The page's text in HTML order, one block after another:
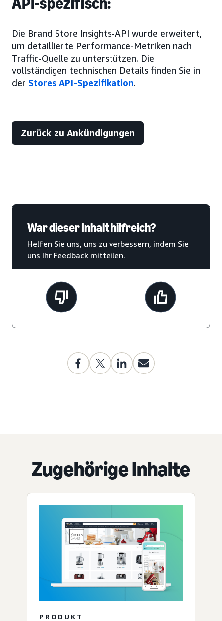
Die Brand Store Insights-API wurde erweitert,
um detaillierte Performance-Metriken nach
Traffic-Quelle zu unterstützen. Die
vollständigen technischen Details finden Sie in
der Stores API-Spezifikation.
Zurück zu Ankündigungen
War dieser Inhalt hilfreich?
Helfen Sie uns, uns zu verbessern, indem Sie
uns Ihr Feedback mitteilen.
Zugehörige Inhalte
PRODUKT